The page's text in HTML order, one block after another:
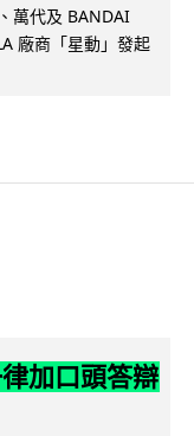
萬代及 BANDAI
廠商「星動」發起
加口頭答辯